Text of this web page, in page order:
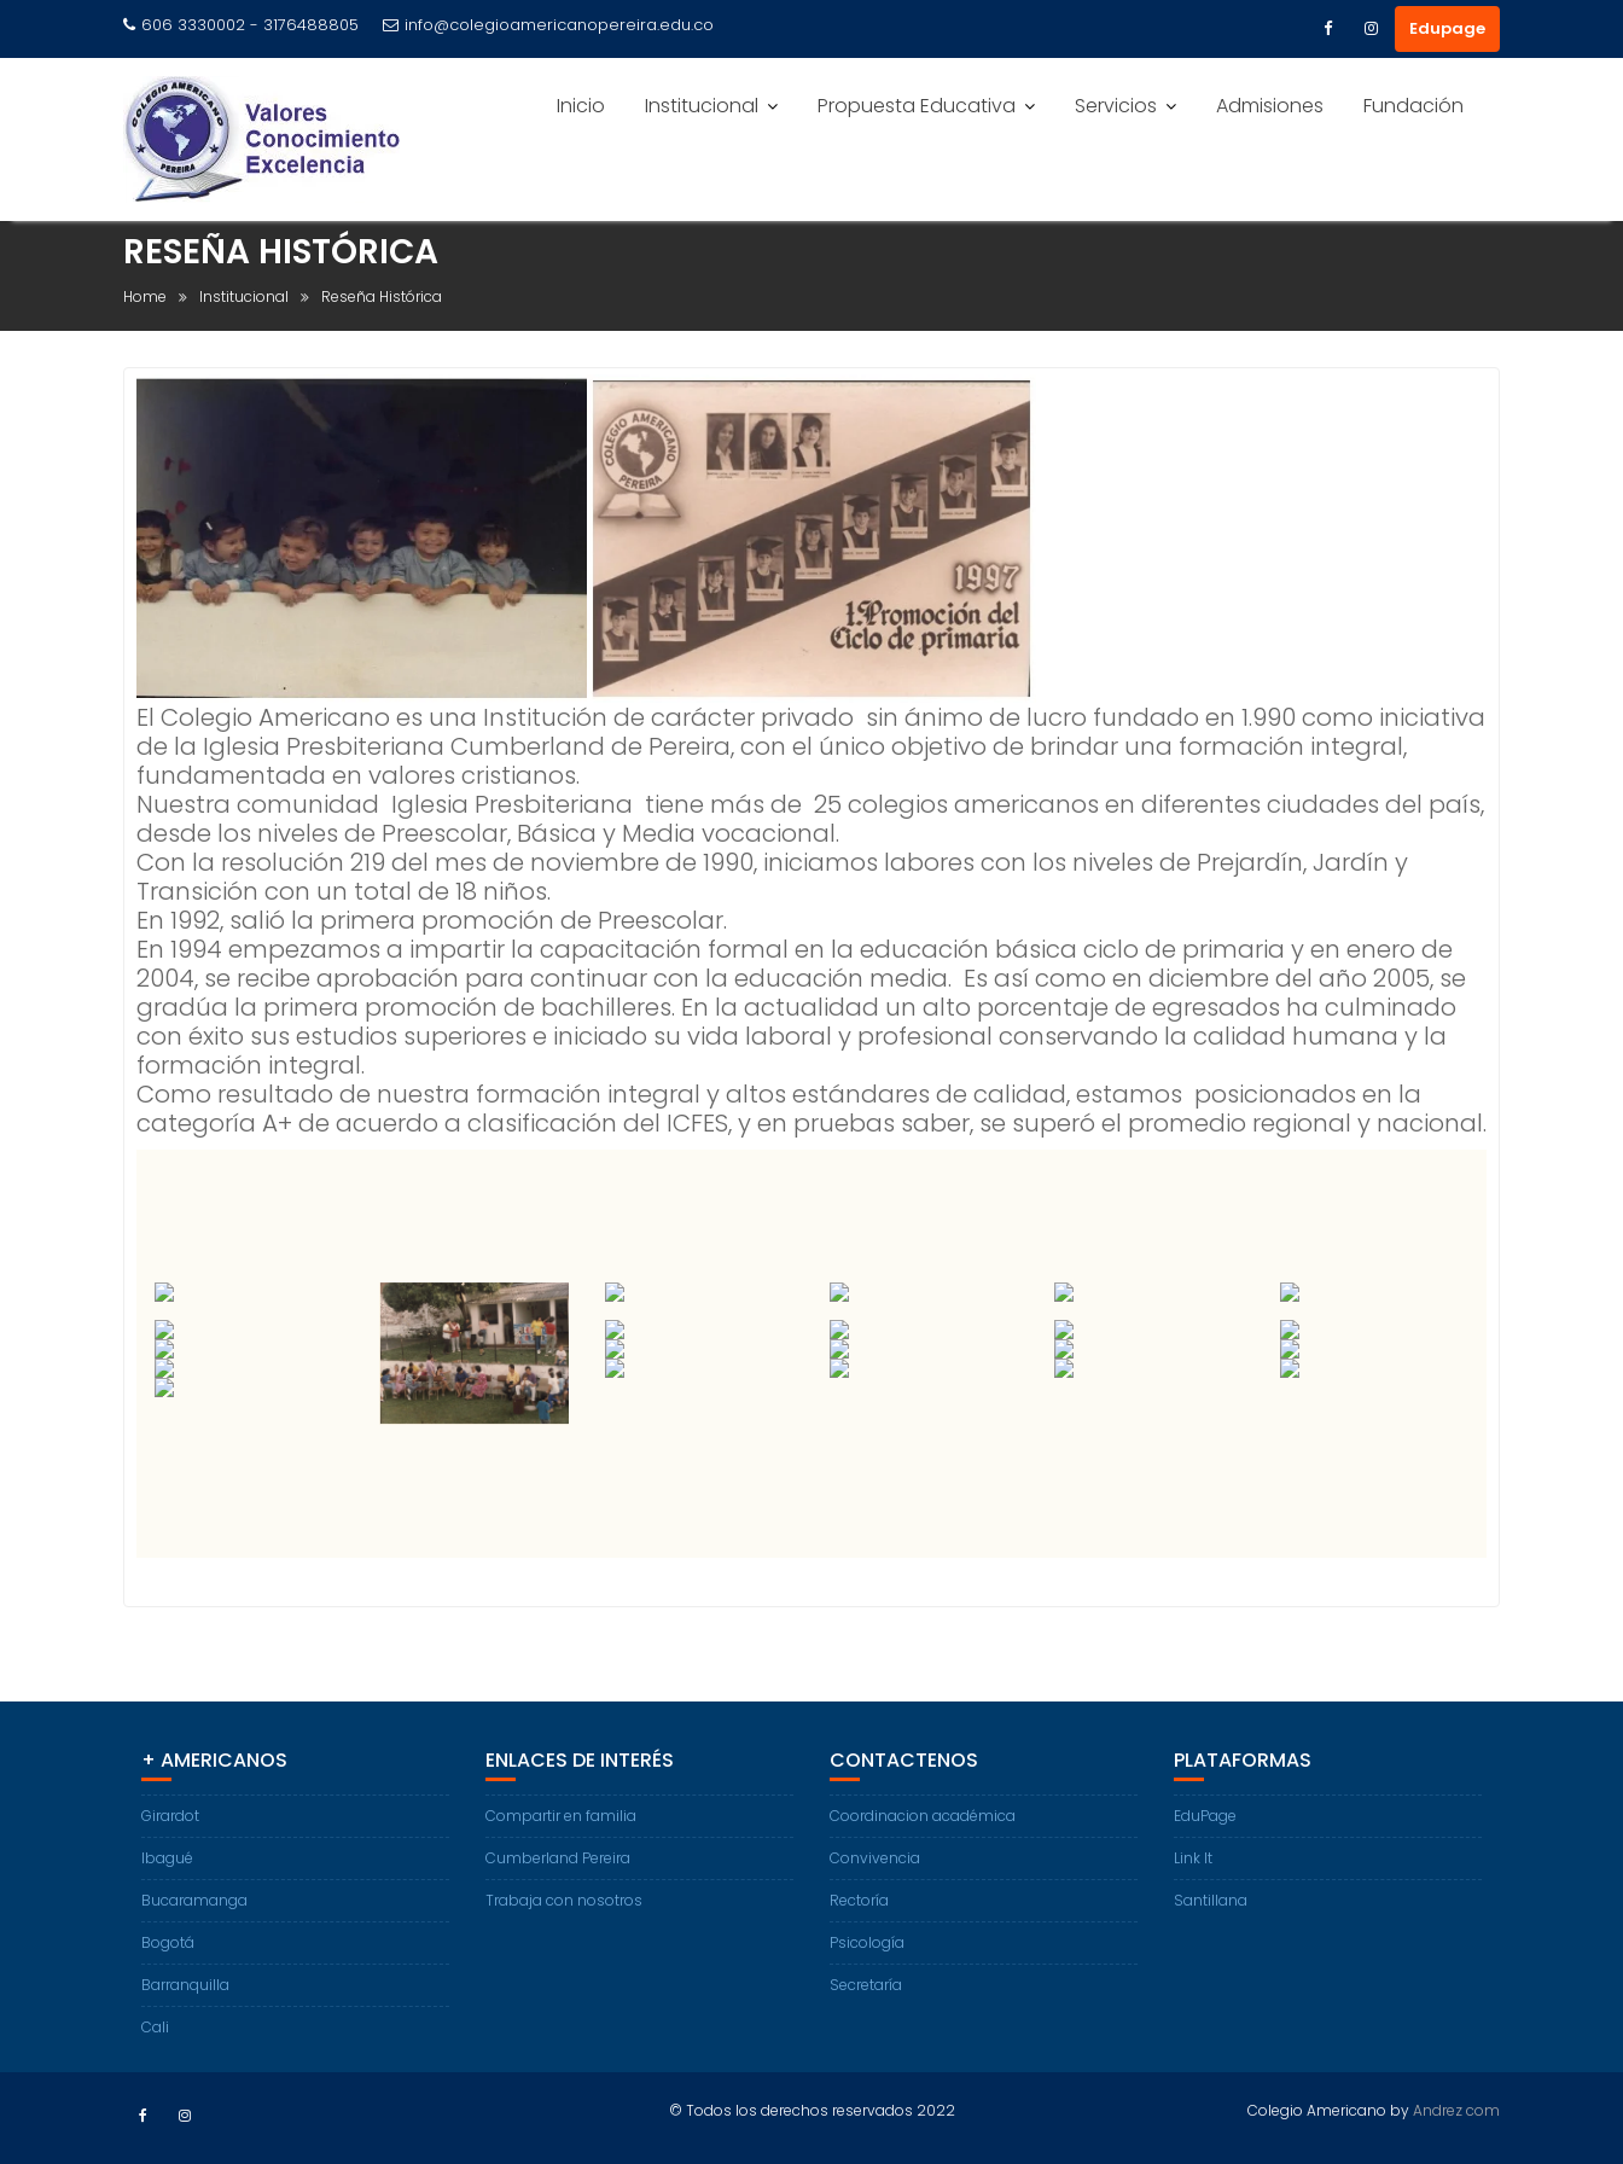
606 3330002 - 3176488805 info@colegioamericanopereira.edu.co Edupage
Inicio Institucional Propuesta Educativa Servicios Admisiones Fundación
RESEÑA HISTÓRICA
Home Institucional Reseña Histórica
El Colegio Americano es una Institución de carácter privado sin ánimo de lucro fundado en 1.990 como iniciativa
de la Iglesia Presbiteriana Cumberland de Pereira, con el único objetivo de brindar una formación integral,
fundamentada en valores cristianos.
Nuestra comunidad Iglesia Presbiteriana tiene más de 25 colegios americanos en diferentes ciudades del país,
desde los niveles de Preescolar, Básica y Media vocacional.
Con la resolución 219 del mes de noviembre de 1990, iniciamos labores con los niveles de Prejardín, Jardín y
Transición con un total de 18 niños.
En 1992, salió la primera promoción de Preescolar.
En 1994 empezamos a impartir la capacitación formal en la educación básica ciclo de primaria y en enero de
2004, se recibe aprobación para continuar con la educación media. Es así como en diciembre del año 2005, se
gradúa la primera promoción de bachilleres. En la actualidad un alto porcentaje de egresados ha culminado
con éxito sus estudios superiores e iniciado su vida laboral y profesional conservando la calidad humana y la
formación integral.
Como resultado de nuestra formación integral y altos estándares de calidad, estamos posicionados en la
categoría A+ de acuerdo a clasificación del ICFES, y en pruebas saber, se superó el promedio regional y nacional.
+ AMERICANOS
Girardot
Ibagué
Bucaramanga
Bogotá
Barranquilla
Cali
ENLACES DE INTERÉS
Compartir en familia
Cumberland Pereira
Trabaja con nosotros
CONTACTENOS
Coordinacion académica
Convivencia
Rectoría
Psicología
Secretaría
PLATAFORMAS
EduPage
Link It
Santillana
© Todos los derechos reservados 2022 Colegio Americano byAndrez com